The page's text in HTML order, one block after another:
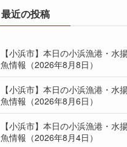
最近の投稿
【小浜市】本日の小浜漁港・水
魚情報（2026年8月8日）
【小浜市】本日の小浜漁港・水
魚情報（2026年8月6日）
【小浜市】本日の小浜漁港・水
魚情報（2026年8月4日）